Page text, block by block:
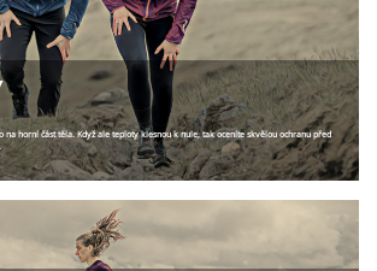
horní část těla. Když ale teploty klesnou k nule, tak oceníte skvělou ochranu před